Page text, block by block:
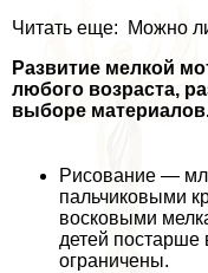
Читать еще: Можно
Развитие мелкой
любого возраста,
выборе
Рисование —
пальчиковыми
восковыми
детей постарше
ограничены.